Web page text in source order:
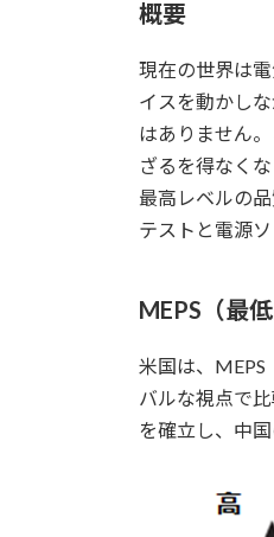
概要
現在の世界は
イスを動かし
はありません
ざるを得なく
最高レベルの
テストと電源
MEPS（最
米国は、
バルな視点で
を確立し、中